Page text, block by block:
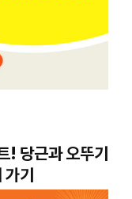
! 당근과 오뚜기
가기